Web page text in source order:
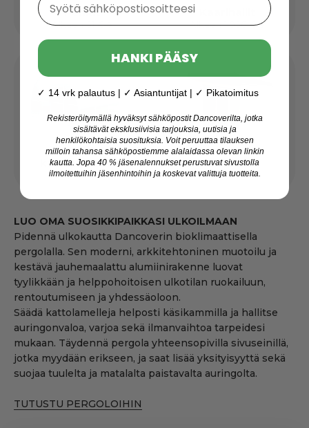
Penkit
Alkaen 51 € Alkaen 1.056 €
NOVA-
kasvihuoneista
Alkaen 785 €
Markiisit
Alkaen 176 €
LUO OMA SUOSIKKIPAIKKASI ULKOILMAAN
Pidennä ulkokautta Dancoverin bioklimaattisella
pergolalla. Sen moderni, arkkitehtoninen muotoilu ja
kestävä jauhemaalattu alumiinirakenne luovat
tyylikkään ja helppohoitoisen ulkotilan ruokailuun,
rentoutumiseen ja yhdessäoloon.
Säädä kattolamelleja helposti käsikammilla ja hallitse
auringonvaloa, varjoa sekä ilmanvaihtoa tarpeidesi
mukaan. Täydennä pergola yhteensopivilla sivuseinillä,
jotka myydään erikseen, ja saat lisää yksityisyyttä sekä
suojaa tuulelta ja matalalta paistavalta auringolta.
TUTUSTU PERGOLOIHIN
HANKI PÄÄSY
✓ 14 vrk palautus | ✓ Asiantuntijat | ✓ Pikatoimitus
Rekisteröitymällä hyväksyt sähköpostit Dancoverilta, jotka
sisältävät eksklusiivisia tarjouksia, uutisia ja
henkilökohtaisia suosituksia. Voit peruuttaa tilauksen
milloin tahansa sähköpostiemme alalaidassa olevan linkin
kautta. Jopa 40 % jäsenalennukset perustuvat sivustolla
ilmoitettuihin jäsenhintoihin ja koskevat valittuja tuotteita.